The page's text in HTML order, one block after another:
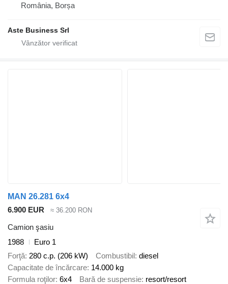
România, Borșa
Aste Business Srl
MAN 26.281 6x4
6.900 EUR
≈ 36.200 RON
Camion şasiu
1988
Euro 1
Forţă 280 c.p. (206 kW) Combustibil diesel
Capacitate de încărcare 14.000 kg
Formula roţilor 6x4 Bară de suspensie resort/resort